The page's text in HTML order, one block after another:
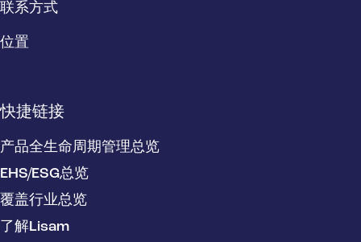
联系方式
位置
快捷链接
产品全生命周期管理总览
EHS/ESG总览
覆盖行业总览
了解Lisam